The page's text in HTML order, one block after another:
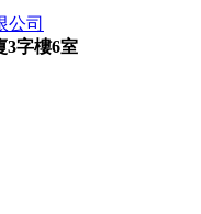
公司
3字樓6室